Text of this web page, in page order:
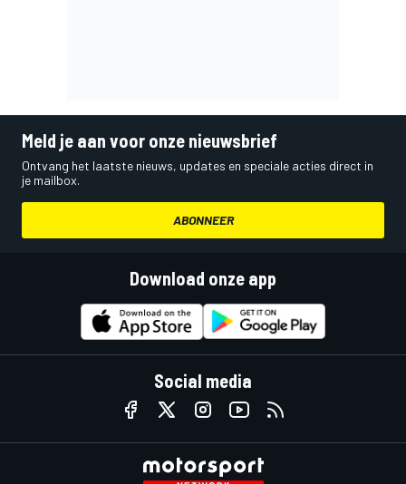
Meld je aan voor onze nieuwsbrief
Ontvang het laatste nieuws, updates en speciale acties direct in
je mailbox.
ABONNEER
Download onze app
Social media